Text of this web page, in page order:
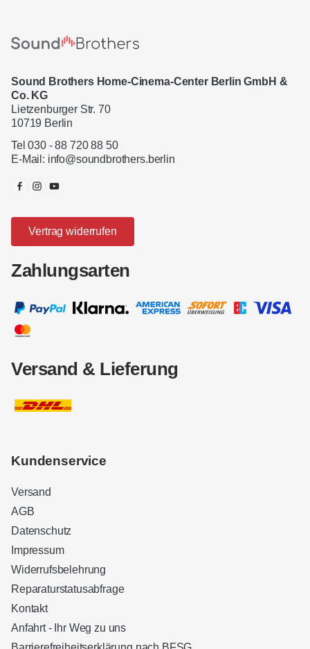
Sound Brothers Home-Cinema-Center Berlin GmbH &
Co. KG
Lietzenburger Str. 70
10719 Berlin
Tel 030 - 88 720 88 50
E-Mail: info@soundbrothers.berlin
Vertrag widerrufen
Zahlungsarten
Versand & Lieferung
Kundenservice
Versand
AGB
Datenschutz
Impressum
Widerrufsbelehrung
Reparaturstatusabfrage
Kontakt
Anfahrt - Ihr Weg zu uns